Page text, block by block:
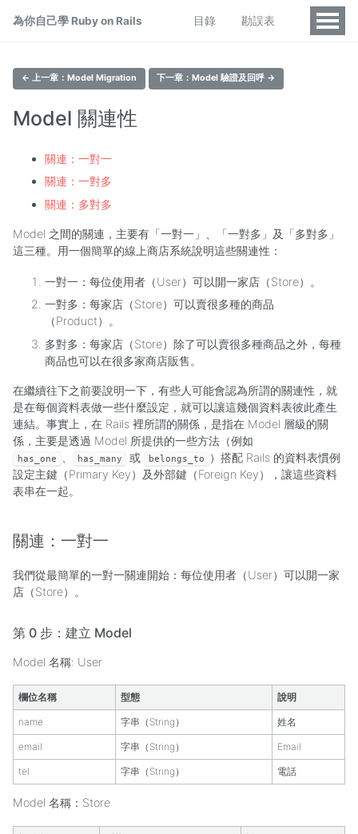
為你自己學 Ruby on Rails 目錄 勘誤表
← 上一章：Model Migration 下一章：Model 驗證及回呼 →
Model 關連性
關連：一對一
關連：一對多
關連：多對多
Model 之間的關連，主要有「一對一」、「一對多」及「多對多」
這三種。用一個簡單的線上商店系統說明這些關連性：
一對一：每位使用者（User）可以開一家店（Store）。
一對多：每家店（Store）可以賣很多種的商品
（Product）。
多對多：每家店（Store）除了可以賣很多種商品之外，每種
商品也可以在很多家商店販售。
在繼續往下之前要說明一下，有些人可能會認為所謂的關連性，就
是在每個資料表做一些什麼設定，就可以讓這幾個資料表彼此產生
連結。事實上，在 Rails 裡所謂的關係，是指在 Model 層級的關
係，主要是透過 Model 所提供的一些方法（例如
has_one has_many 或 belongs_to
）搭配 Rails 的資料表慣例
設定主鍵（Primary Key）及外部鍵（Foreign Key），讓這些資料
表串在一起。
關連：一對一
我們從最簡單的一對一關連開始：每位使用者（User）可以開一家
店（Store）。
第 0 步：建立 Model
Model 名稱: User
欄位名稱 型態 說明
name 字串（String） 姓名
email 字串（String） Email
tel 字串（String） 電話
Model 名稱：Store